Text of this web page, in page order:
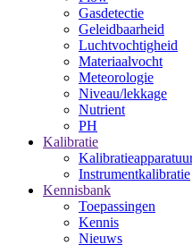
Gasdetectie
Geleidbaarheid
Luchtvochtigheid
Materiaalvocht
Meteorologie
Niveau/lekkage
Nutrient
PH
Kalibratie
Instrumentkalibratie
Kennisbank
Toepassingen
Kennis
Nieuws